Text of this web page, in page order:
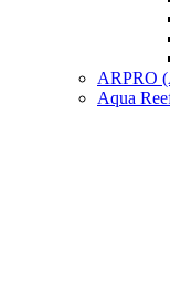
ARPRO
Aqua